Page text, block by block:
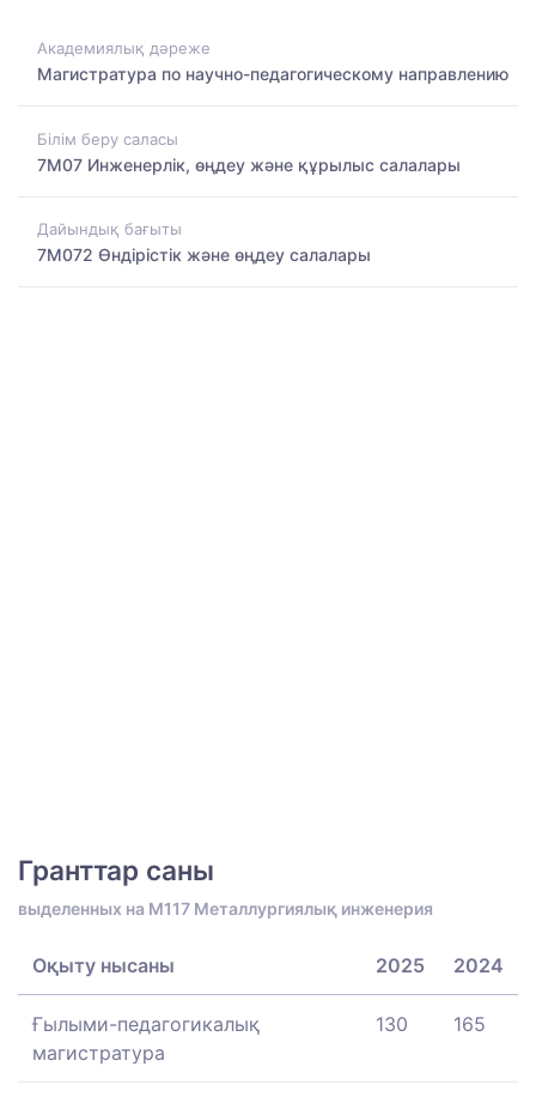
Академиялық дәреже
Магистратура по научно-педагогическому направлению
Білім беру саласы
7M07 Инженерлік, өңдеу және құрылыс салалары
Дайындық бағыты
7M072 Өндірістік және өңдеу салалары
Гранттар саны
выделенных на M117 Металлургиялық инженерия
Оқыту нысаны 2025 2024
Ғылыми-педагогикалық
магистратура
130 165